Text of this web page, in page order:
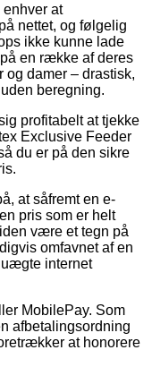
enhver at
nettet, og følgelig
ikke kunne lade
en række af deres
og damer – drastisk,
beregning.
profitabelt at tjekke
Exclusive Feeder
du er på den sikre
at såfremt en e-
pris som er helt
være et tegn på
omfavnet af en
internet
MobilePay. Som
afbetalingsordning
at honorere